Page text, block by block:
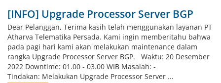
[INFO] Upgrade Processor Server BGP
Dear Pelanggan, Terima kasih telah menggunakan layanan PT
Atharva Telematika Persada. Kami ingin memberitahu bahwa
pada pagi hari kami akan melakukan maintenance dalam
rangka Upgrade Processor Server BGP. Waktu: 20 Desember
2022 Downtime: 01.00 - 03.00 WIB Masalah: -
Tindakan: Melakukan Upgrade Processor Server ...